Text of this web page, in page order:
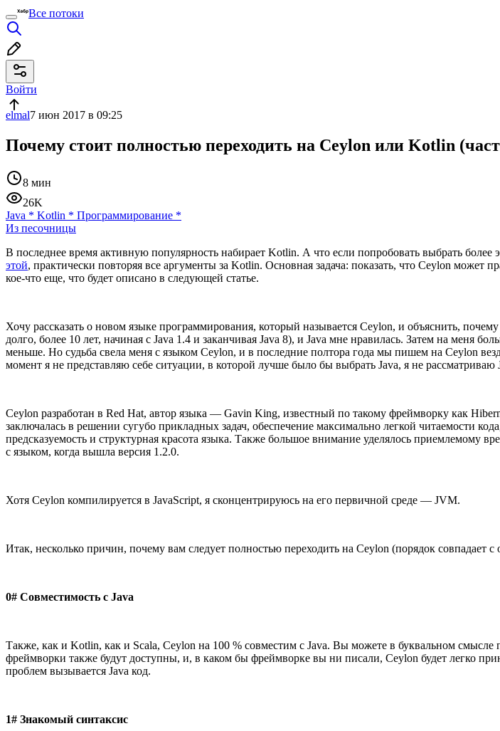
Все потоки
Войти
elmal7 июн 2017 в 09:25
Почему стоит полностью переходить на Ceylon или Kotlin
8 мин
26K
Java * Kotlin * Программирование *
Из песочницы
В последнее время активную популярность набирает Kotlin. А что если попробовать выбрать
этой, практически повторяя все аргументы за Kotlin. Основная задача: показать, что Ceylon
кое-что еще, что будет описано в следующей статье.
Хочу рассказать о новом языке программирования, который называется Ceylon, и объяснить,
долго, более 10 лет, начиная с Java 1.4 и заканчивая Java 8), и Java мне нравилась. Затем на меня
меньше. Но судьба свела меня с языком Сeylon, и в последние полтора года мы пишем на Ceylon
момент я не представляю себе ситуации, в которой лучше было бы выбрать Java, я не
Ceylon разработан в Red Hat, автор языка — Gavin King, известный по такому фреймворку как
заключалась в решении сугубо прикладных задач, обеспечение максимально легкой читаемости
предсказуемость и структурная красота языка. Также большое внимание уделялось приемлемому
с языком, когда вышла версия 1.2.0.
Хотя Ceylon компилируется в JavaScript, я сконцентрируюсь на его первичной среде — JVM.
Итак, несколько причин, почему вам следует полностью переходить на Ceylon (порядок
0# Совместимость с Java
Также, как и Kotlin, как и Scala, Ceylon на 100 % совместим с Java. Вы можете в буквальном
фреймворки также будут доступны, и, в каком бы фреймворке вы ни писали, Ceylon будет легко
проблем вызывается Java код.
1# Знакомый синтаксис